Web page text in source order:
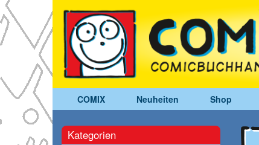
COMIX Neuheiten Shop
Kategorien